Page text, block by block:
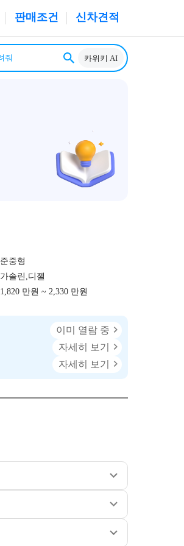
판매조건 신차견적
카위키 AI
준중형
가솔린,디젤
1,820 만원 ~ 2,330 만원
이미 열람 중
자세히 보기
자세히 보기